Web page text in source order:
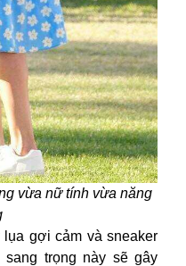
vừa nữ tính vừa năng
gợi cảm và sneaker
sang trọng này sẽ gây